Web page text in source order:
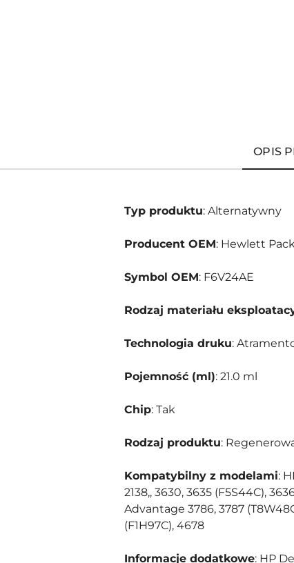
OPIS
Typ produktu: Alternatywny
Producent OEM: Hewlett
Symbol OEM: F6V24AE
Rodzaj materiału
Technologia druku:
Pojemność (ml): 21.0 ml
Chip: Tak
Rodzaj produktu:
Kompatybilny z modelami:
2138,, 3630, 3635 (F5S44C),
Advantage 3786, 3787
(F1H97C), 4678
Informacje dodatkowe: HP